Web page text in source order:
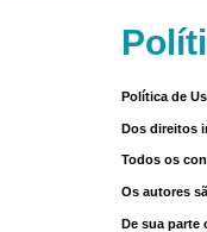
Política de
Dos direitos
Todos os
Os autores
De sua parte